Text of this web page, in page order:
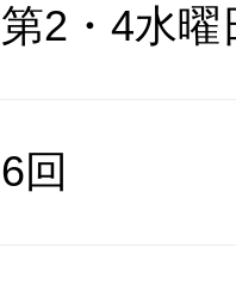
第2・4水
6回